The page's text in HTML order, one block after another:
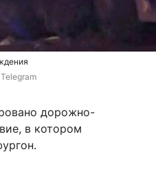
дорожно-
в котором